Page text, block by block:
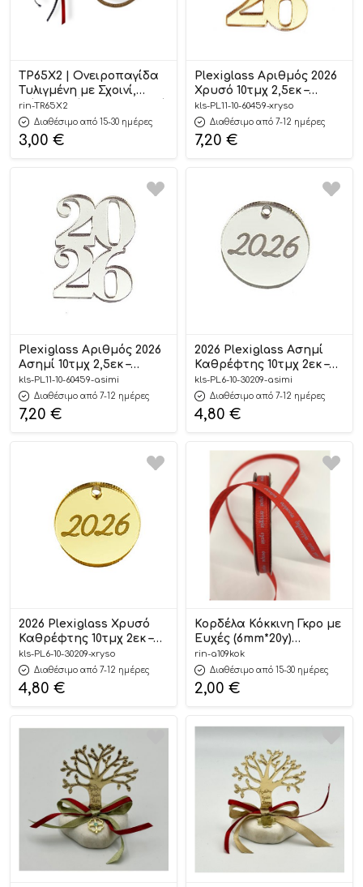
ΤΡ65Χ2 | Ονειροπαγίδα
Τυλιγμένη με Σχοινί,
Ξύλινες Χάντρες, Καρδιά
και Δέντρο Ζωής (25cm)
rin-TR65X2
Διαθέσιμο από 15-30 ημέρες
3,00 €
Plexiglass Αριθμός 2026
Χρυσό 10τμχ 2,5εκ –
Kaliso
kls-PL11-10-60459-xryso
Διαθέσιμο από 7-12 ημέρες
7,20 €
Plexiglass Αριθμός 2026
Ασημί 10τμχ 2,5εκ –
Kaliso
kls-PL11-10-60459-asimi
Διαθέσιμο από 7-12 ημέρες
7,20 €
2026 Plexiglass Ασημί
Καθρέφτης 10τμχ 2εκ –
Kaliso
kls-PL6-10-30209-asimi
Διαθέσιμο από 7-12 ημέρες
4,80 €
2026 Plexiglass Χρυσό
Καθρέφτης 10τμχ 2εκ –
Kaliso
kls-PL6-10-30209-xryso
Διαθέσιμο από 7-12 ημέρες
4,80 €
Κορδέλα Κόκκινη Γκρο με
Ευχές (6mm*20y)
Α109ΚΟΚ
rin-a109kok
Διαθέσιμο από 15-30 ημέρες
2,00 €